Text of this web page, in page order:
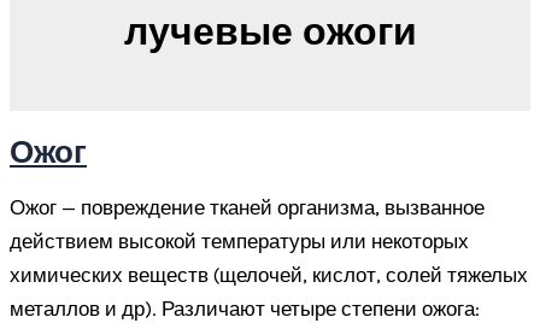
лучевые ожоги
Ожог
Ожог — повреждение тканей организма, вызванное
действием высокой температуры или некоторых
химических веществ (щелочей, кислот, солей тяжелых
металлов и др). Различают четыре степени ожога: